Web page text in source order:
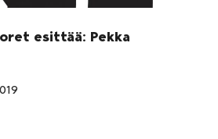
esittää: Pekka